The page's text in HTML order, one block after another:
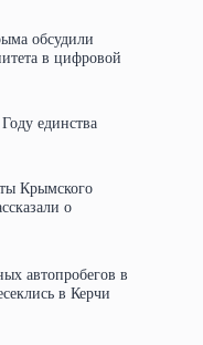
обсудили
в цифровой
единства
Крымского
о
автопробегов в
в Керчи